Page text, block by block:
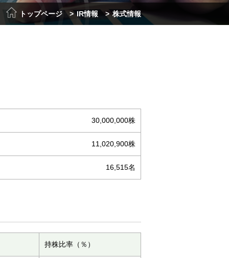
トップページ IR情報 株式情報
30,000,000株
11,020,900株
16,515名
持株比率（％）